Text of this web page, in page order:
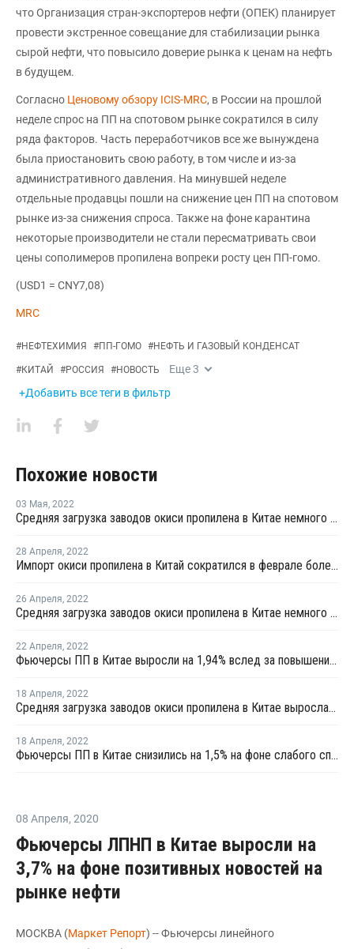
что Организация стран-экспортеров нефти (ОПЕК) планирует
провести экстренное совещание для стабилизации рынка
сырой нефти, что повысило доверие рынка к ценам на нефть
в будущем.
Согласно Ценовому обзору ICIS-MRC, в России на прошлой
неделе спрос на ПП на спотовом рынке сократился в силу
ряда факторов. Часть переработчиков все же вынуждена
была приостановить свою работу, в том числе и из-за
административного давления. На минувшей неделе
отдельные продавцы пошли на снижение цен ПП на спотовом
рынке из-за снижения спроса. Также на фоне карантина
некоторые производители не стали пересматривать свои
цены сополимеров пропилена вопреки росту цен ПП-гомо.
(USD1 = CNY7,08)
MRC
#НЕФТЕХИМИЯ #ПП-ГОМО #НЕФТЬ И ГАЗОВЫЙ КОНДЕНСАТ
#КИТАЙ #РОССИЯ #НОВОСТЬ Еще3
+Добавить все теги в фильтр
Похожие новости
03 Мая, 2022
Средняя загрузка заводов окиси пропилена в Китае немного снизилась на первой неделе апреля
28 Апреля, 2022
Импорт окиси пропилена в Китай сократился в феврале более чем наполовину
26 Апреля, 2022
Средняя загрузка заводов окиси пропилена в Китае немного выросла в начале апреля
22 Апреля, 2022
Фьючерсы ПП в Китае выросли на 1,94% вслед за повышением фьючерсов сырой нефти
18 Апреля, 2022
Средняя загрузка заводов окиси пропилена в Китае выросла в конце марта на 1,4%
18 Апреля, 2022
Фьючерсы ПП в Китае снизились на 1,5% на фоне слабого спроса и падающих фьючерсов сырой нефти
08 Апреля, 2020
Фьючерсы ЛПНП в Китае выросли на
3,7% на фоне позитивных новостей на
рынке нефти
МОСКВА (Маркет Репорт) -- Фьючерсы линейного